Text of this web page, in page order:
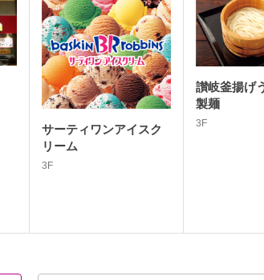
サーティワンアイスク
リーム
3F
讃岐釜揚げ
製麺
3F